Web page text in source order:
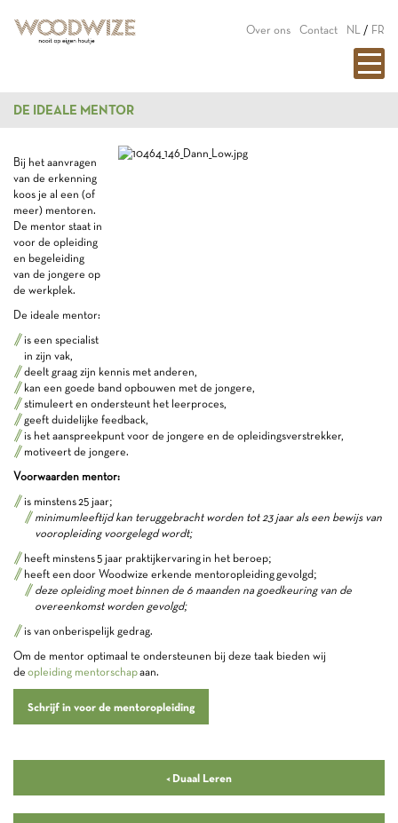
Over ons Contact NL / FR
DE IDEALE MENTOR
Bij het aanvragen
van de erkenning
koos je al een (of
meer) mentoren.
De mentor staat in
voor de opleiding
en begeleiding
van de jongere op
de werkplek.
De ideale mentor:
is een specialist
in zijn vak,
deelt graag zijn kennis met anderen,
kan een goede band opbouwen met de jongere,
stimuleert en ondersteunt het leerproces,
geeft duidelijke feedback,
is het aanspreekpunt voor de jongere en de opleidingsverstrekker,
motiveert de jongere.
Voorwaarden mentor:
is minstens 25 jaar;
minimumleeftijd kan teruggebracht worden tot 23 jaar als een bewijs van
vooropleiding voorgelegd wordt;
heeft minstens 5 jaar praktijkervaring in het beroep;
heeft een door Woodwize erkende mentoropleiding gevolgd;
deze opleiding moet binnen de 6 maanden na goedkeuring van de
overeenkomst worden gevolgd;
is van onberispelijk gedrag.
Om de mentor optimaal te ondersteunen bij deze taak bieden wij
de opleiding mentorschapaan.
Schrijf in voor de mentoropleiding
< Duaal Leren